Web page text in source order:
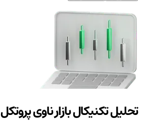
تحلیل تکنیکال بازار ناوی پروتکل (NAVX)